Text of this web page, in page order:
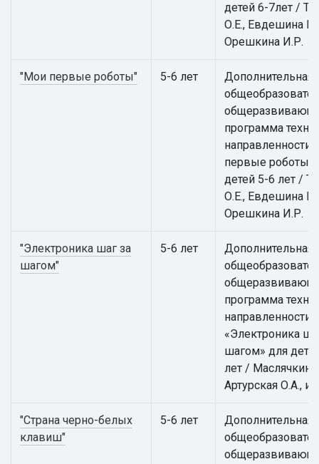
детей 6-7лет /
О.Е., Евдешина
Орешкина И.Р.
"Мои первые роботы" 5-6 лет
Дополнительная
программа
направленности
первые роботы»
детей 5-6 лет /
О.Е., Евдешина
Орешкина И.Р.
"Электроника шаг за
шагом"
5-6 лет
Дополнительная
программа
направленности
«Электроника
шагом» для
лет / Маслячкина
Артурская О.А., и
"Страна черно-белых
клавиш"
5-6 лет
Дополнительная